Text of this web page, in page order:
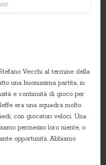
Vecchi al termine della
una buonissima partita, in
e continuità di gioco per
era una squadra molto
con giocatori veloci. Una
permesso loro niente, o
opportunità. Abbiamo